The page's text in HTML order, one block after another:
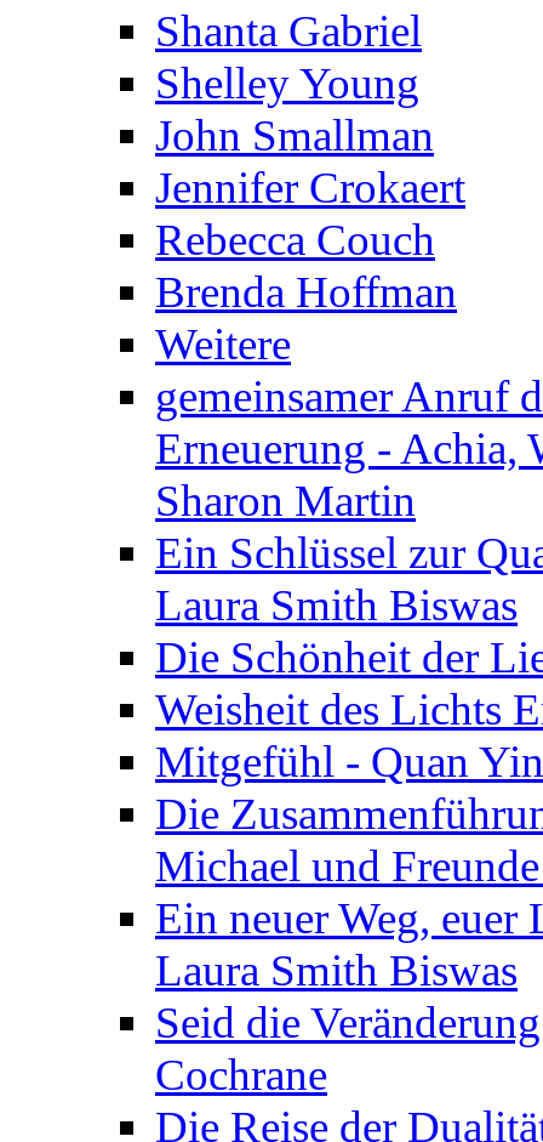
Shanta Gabriel
Shelley Young
John Smallman
Jennifer Crokaert
Rebecca Couch
Brenda Hoffman
Weitere
gemeinsamer Anruf
Erneuerung - Achia,
Sharon Martin
Ein Schlüssel zur
Laura Smith Biswas
Die Schönheit der
Weisheit des Lichts
Mitgefühl - Quan
Die
Michael und
Ein neuer Weg, euer
Laura Smith Biswas
Seid die
Cochrane
Die Reise der